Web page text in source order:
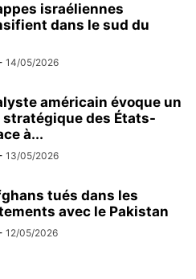
israéliennes
dans le sud du
14/05/2026
américain évoque un
stratégique des États-
à...
13/05/2026
tués dans les
avec le Pakistan
12/05/2026